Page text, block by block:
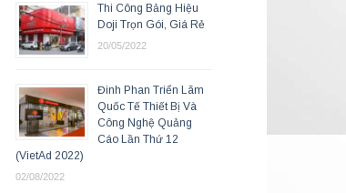
Thi Công Bảng Hiệu
Doji Trọn Gói, Giá Rẻ
20/05/2022
Đinh Phan Triển Lãm
Quốc Tế Thiết Bị Và
Công Nghệ Quảng
Cáo Lần Thứ 12
(VietAd 2022)
02/08/2022